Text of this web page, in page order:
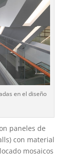
en el diseño
paneles de
con material
mosaicos